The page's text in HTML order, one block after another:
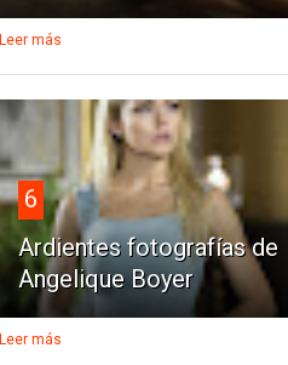
Leer más
6
Ardientes fotografías de
Angelique Boyer
Leer más